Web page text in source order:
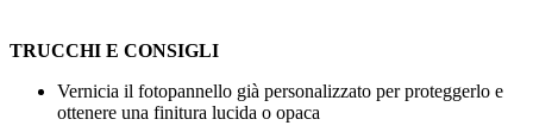
TRUCCHI E CONSIGLI
Vernicia il fotopannello già personalizzato per proteggerlo e
ottenere una finitura lucida o opaca